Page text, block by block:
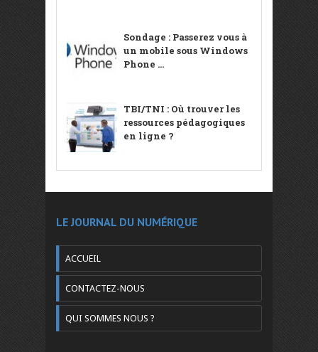
Sondage : Passerez vous à
un mobile sous Windows
Phone ...
TBI/TNI : Où trouver les
ressources pédagogiques
en ligne ?
LE JOURNAL DU NUMÉRIQUE
ACCUEIL
CONTACTEZ-NOUS
QUI SOMMES NOUS ?